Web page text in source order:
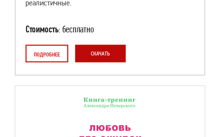
реалистичные.
Стоимость: бесплатно
ПОДРОБНЕЕ СКАЧАТЬ